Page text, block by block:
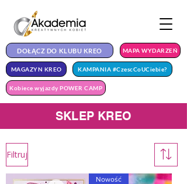
DOŁĄCZ DO KLUBU KREO
MAGAZYN KREO KAMPANIA #CzescCoUCiebie?
Kobiece wyjazdy POWER CAMP
MAPA WYDARZEŃ
SKLEP KREO
Filtruj
Nowość